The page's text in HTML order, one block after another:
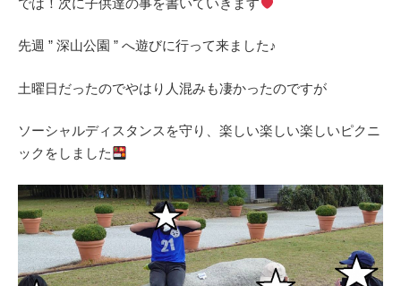
先週 ” 深山公園 ” へ遊びに行って来ました♪
土曜日だったのでやはり人混みも凄かったのですが
ソーシャルディスタンスを守り、楽しい楽しい楽しいピクニ
ックをしました